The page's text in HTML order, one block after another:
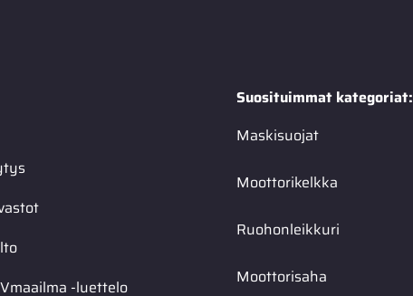
-luettelo
Suosituimmat kategoriat:
Maskisuojat
Moottorikelkka
Ruohonleikkuri
Moottorisaha